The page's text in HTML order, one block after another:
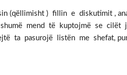
(qëllimisht ) fillin e diskutimit ,
mend të kuptojmë se cilët
pasurojë listën me shefat,